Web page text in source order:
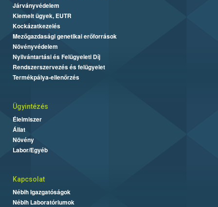
Járványvédelem
Kiemelt ügyek, EUTR
Kockázatkezelés
Mezőgazdasági genetikai erőforrások
Növényvédelem
Nyilvántartási és Felügyeleti Díj
Rendszerszervezés és felügyelet
Termékpálya-ellenőrzés
Ügyintézés
Élelmiszer
Állat
Növény
Labor/Egyéb
Kapcsolat
Nébih Igazgatóságok
Nébih Laboratóriumok